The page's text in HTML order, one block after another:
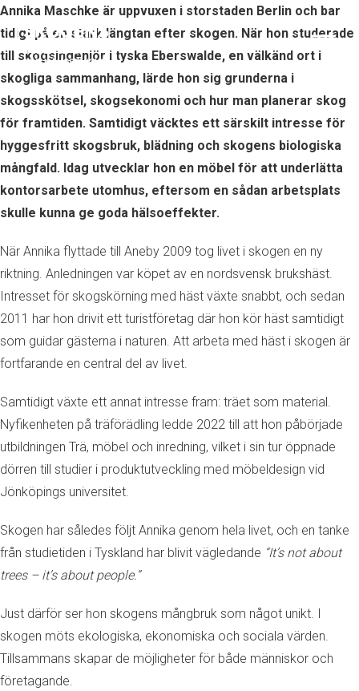
Annika Maschke är uppvuxen i storstaden Berlin och bar
tidigt på en stark längtan efter skogen. När hon studerade
till skogsingenjör i tyska Eberswalde, en välkänd ort i
skogliga sammanhang, lärde hon sig grunderna i
skogsskötsel, skogsekonomi och hur man planerar skog
för framtiden. Samtidigt väcktes ett särskilt intresse för
hyggesfritt skogsbruk, blädning och skogens biologiska
mångfald. Idag utvecklar hon en möbel för att underlätta
kontorsarbete utomhus, eftersom en sådan arbetsplats
skulle kunna ge goda hälsoeffekter.
När Annika flyttade till Aneby 2009 tog livet i skogen en ny
riktning. Anledningen var köpet av en nordsvensk brukshäst.
Intresset för skogskörning med häst växte snabbt, och sedan
2011 har hon drivit ett turistföretag där hon kör häst samtidigt
som guidar gästerna i naturen. Att arbeta med häst i skogen är
fortfarande en central del av livet.
Samtidigt växte ett annat intresse fram: träet som material.
Nyfikenheten på träförädling ledde 2022 till att hon påbörjade
utbildningen Trä, möbel och inredning, vilket i sin tur öppnade
dörren till studier i produktutveckling med möbeldesign vid
Jönköpings universitet.
Skogen har således följt Annika genom hela livet, och en tanke
från studietiden i Tyskland har blivit vägledande “It’s not about
trees – it’s about people.”
Just därför ser hon skogens mångbruk som något unikt. I
skogen möts ekologiska, ekonomiska och sociala värden.
Tillsammans skapar de möjligheter för både människor och
företagande.